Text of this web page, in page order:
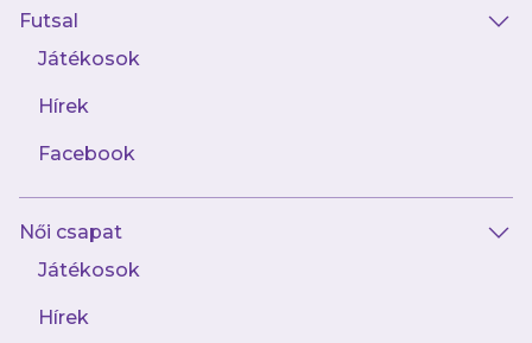
Futsal
Játékosok
Hírek
Facebook
Női csapat
Játékosok
Hírek